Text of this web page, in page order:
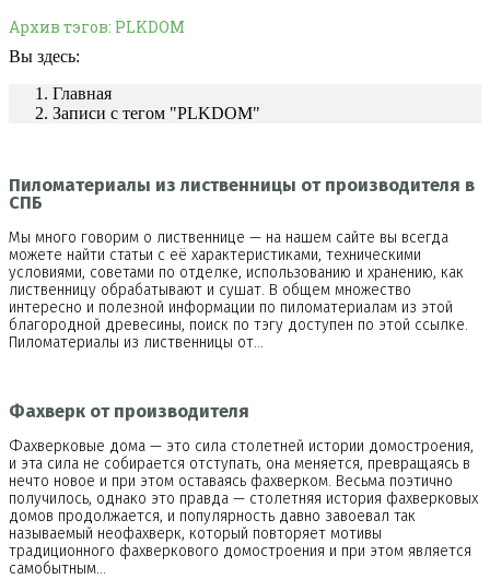
Архив тэгов: PLKDOM
Вы здесь:
Главная
Записи с тегом "PLKDOM"
Пиломатериалы из лиственницы от производителя в
СПБ
Мы много говорим о лиственнице — на нашем сайте вы всегда
можете найти статьи с её характеристиками, техническими
условиями, советами по отделке, использованию и хранению, как
лиственницу обрабатывают и сушат. В общем множество
интересно и полезной информации по пиломатериалам из этой
благородной древесины, поиск по тэгу доступен по этой ссылке.
Пиломатериалы из лиственницы от…
Фахверк от производителя
Фахверковые дома — это сила столетней истории домостроения,
и эта сила не собирается отступать, она меняется, превращаясь в
нечто новое и при этом оставаясь фахверком. Весьма поэтично
получилось, однако это правда — столетняя история фахверковых
домов продолжается, и популярность давно завоевал так
называемый неофахверк, который повторяет мотивы
традиционного фахверкового домостроения и при этом является
самобытным…